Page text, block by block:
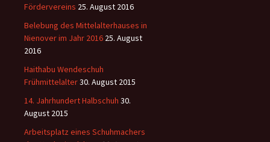
Fördervereins 25. August 2016
Belebung des Mittelalterhauses in
Nienover im Jahr 2016 25. August
2016
Haithabu Wendeschuh
Frühmittelalter30. August 2015
14. Jahrhundert Halbschuh 30.
August 2015
Arbeitsplatz eines Schuhmachers